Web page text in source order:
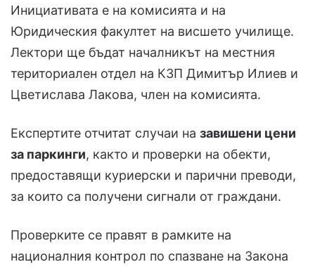
Инициативата е на комисията и на
Юридическия факултет на висшето училище.
Лектори ще бъдат началникът на местния
териториален отдел на КЗП Димитър Илиев и
Цветислава Лакова, член на комисията.
Експертите отчитат случаи на завишени цени
за паркинги, както и проверки на обекти,
предоставящи куриерски и парични преводи,
за които са получени сигнали от граждани.
Проверките се правят в рамките на
националния контрол по спазване на Закона